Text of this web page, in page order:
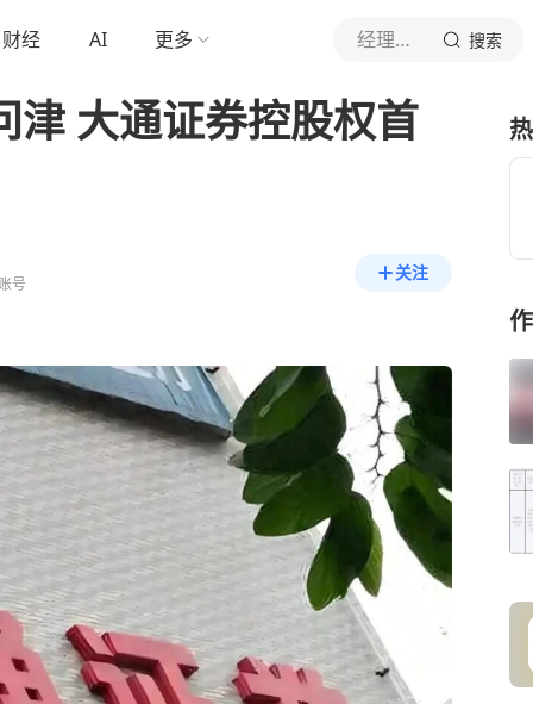
财经 AI 更多 经理人杂志 搜索
津 大通证券控股权首
号
关注